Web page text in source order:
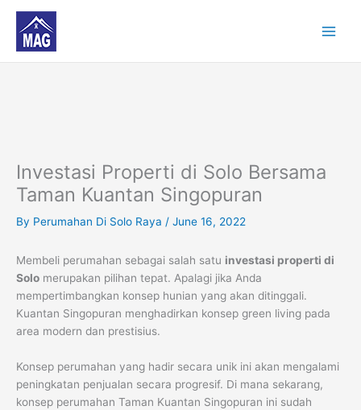
content
Investasi Properti di Solo Bersama
Taman Kuantan Singopuran
By Perumahan Di Solo Raya / June 16, 2022
Membeli perumahan sebagai salah satu investasi properti di
Solo merupakan pilihan tepat. Apalagi jika Anda
mempertimbangkan konsep hunian yang akan ditinggali.
Kuantan Singopuran menghadirkan konsep green living pada
area modern dan prestisius.
Konsep perumahan yang hadir secara unik ini akan mengalami
peningkatan penjualan secara progresif. Di mana sekarang,
konsep perumahan Taman Kuantan Singopuran ini sudah